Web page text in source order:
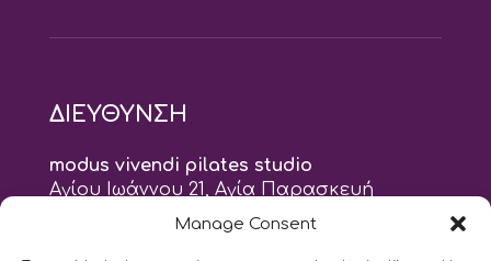
Manage Consent
ΔΙΕΥΘΥΝΣΗ
modus vivendi pilates studio
Αγίου Ιωάννου 21, Αγία Παρασκευή
τηλ: 210 6082152
naskari.d@modusvivendi-pilates.gr